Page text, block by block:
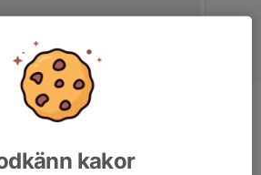
kakor